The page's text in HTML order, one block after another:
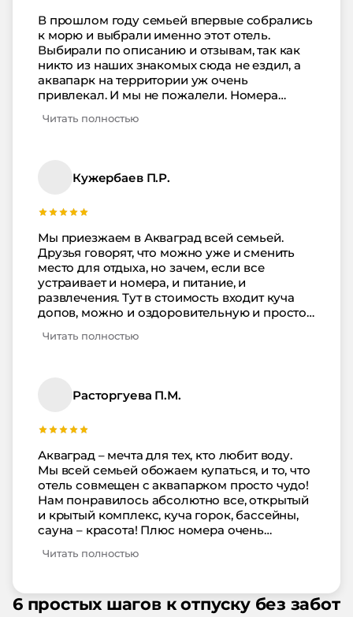
В прошлом году семьей впервые собрались
к морю и выбрали именно этот отель.
Выбирали по описанию и отзывам, так как
никто из наших знакомых сюда не ездил, а
аквапарк на территории уж очень
привлекал. И мы не пожалели. Номера
сантехника чистая, кондиционеры,
блюд на выбор, что угодили даже нашим
маленьким привередам. Не бойтесь изучать
жалеем.
Читать полностью
Кужербаев П.Р.
Мы приезжаем в Акваград всей семьей.
Друзья говорят, что можно уже и сменить
место для отдыха, но зачем, если все
устраивает и номера, и питание, и
развлечения. Тут в стоимость входит куча
допов, можно и оздоровительную и просто
анимации каждый год разные, наши дети их
и никаких проблем с парковкой. Бесплатно
под охраной оставил и все. От меня 5 звезд!
Читать полностью
Расторгуева П.М.
Акваград – мечта для тех, кто любит воду.
Мы всей семьей обожаем купаться, и то, что
отель совмещен с аквапарком просто чудо!
Нам понравилось абсолютно все, открытый
и крытый комплекс, куча горок, бассейны,
сауна – красота! Плюс номера очень
включено в стоимость вкусное!
Читать полностью
6 простых шагов к отпуску без забот